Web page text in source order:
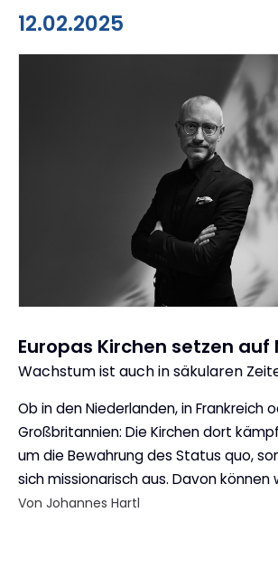
12.02.2025
Europas Kirchen setzen auf
:
Wachstum ist auch in säkularen
Ob in den Niederlanden, in Frankreich
Großbritannien: Die Kirchen dort
um die Bewahrung des Status quo,
sich missionarisch aus. Davon können
Von Johannes Hartl